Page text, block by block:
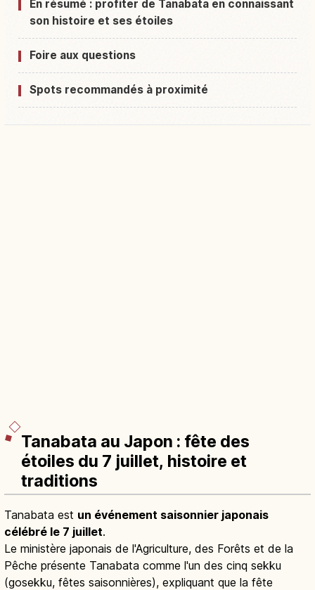
En résumé : profiter de Tanabata en connaissant
son histoire et ses étoiles
Foire aux questions
Spots recommandés à proximité
Tanabata au Japon : fête des
étoiles du 7 juillet, histoire et
traditions
Tanabata est un événement saisonnier japonais
célébré le 7 juillet.
Le ministère japonais de l'Agriculture, des Forêts et de la
Pêche présente Tanabata comme l'un des cinq sekku
(gosekku, fêtes saisonnières), expliquant que la fête